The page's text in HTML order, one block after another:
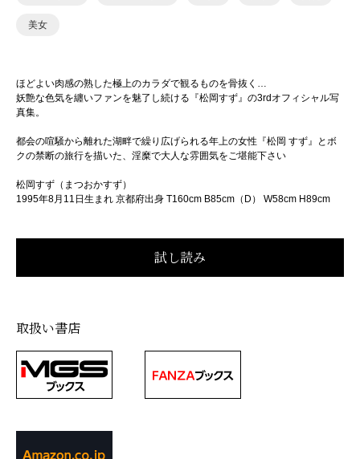
美女
ほどよい肉感の熟した極上のカラダで観るものを骨抜く…
妖艶な色気を纏いファンを魅了し続ける『松岡すず』の3rdオフィシャル写
真集。
都会の喧騒から離れた湖畔で繰り広げられる年上の女性『松岡 すず』とボ
クの禁断の旅行を描いた、淫糜で大人な雰囲気をご堪能下さい
松岡すず（まつおかすず）
1995年8月11日生まれ 京都府出身 T160cm B85cm（D） W58cm H89cm
取扱い書店